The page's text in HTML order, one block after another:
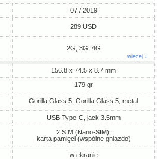
07 / 2019
289 USD
2G, 3G, 4G
więcej ↓
156.8 x 74.5 x 8.7 mm
179 gr
Gorilla Glass 5, Gorilla Glass 5, metal
USB Type-C, jack 3.5mm
2 SIM (Nano-SIM),
karta pamięci (wspólne gniazdo)
w ekranie